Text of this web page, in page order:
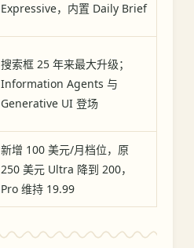
Expressive，内置 Daily Brief
搜索框 25 年来最大升级；
Information Agents 与
Generative UI 登场
新增 100 美元/月档位，原
250 美元 Ultra 降到 200，
Pro 维持 19.99